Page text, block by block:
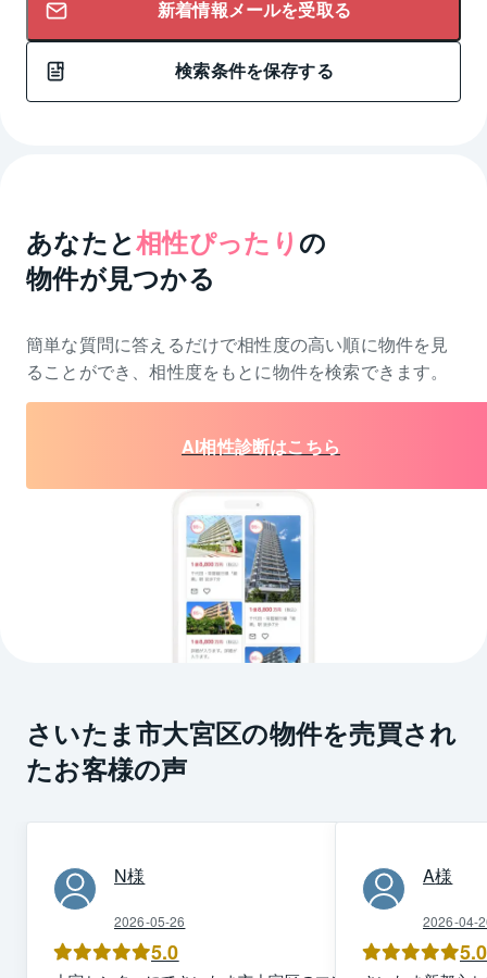
新着情報メールを受取る
検索条件を保存する
あなたと相性ぴったり の
物件が見つかる
簡単な質問に答えるだけで相性度の高い順に物件を 見
ることができ、相性度をもとに物件を検索できます。
AI相性診断はこちら
さいたま市大宮区の物件を売買され
たお客様の声
N様
2026-05-26
5.0
A様
2026-04-
5.0